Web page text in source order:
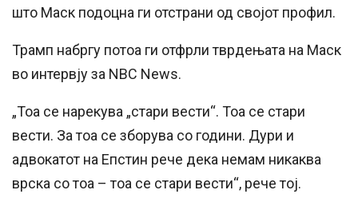
што Маск подоцна ги отстрани од својот профил.
Трамп набргу потоа ги отфрли тврдењата на Маск
во интервју за NBC News.
„Тоа се нарекува „стари вести“. Тоа се стари
вести. За тоа се зборува со години. Дури и
адвокатот на Епстин рече дека немам никаква
врска со тоа – тоа се стари вести“, рече тој.